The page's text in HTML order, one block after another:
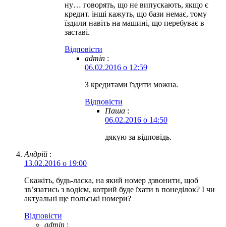
ну… говорять, що не випускають, якщо є
кредит. інші кажуть, що бази немає, тому
їздили навіть на машині, що перебуває в
заставі.
Відповіcти
admin :
06.02.2016 о 12:59
З кредитами їздити можна.
Відповіcти
Паша :
06.02.2016 о 14:50
дякую за відповідь.
Андрій :
13.02.2016 о 19:00
Скажіть, будь-ласка, на який номер дзвонити, щоб
зв’язатись з водієм, котрий буде їхати в понеділок? І чи
актуальні ще польські номери?
Відповіcти
admin :